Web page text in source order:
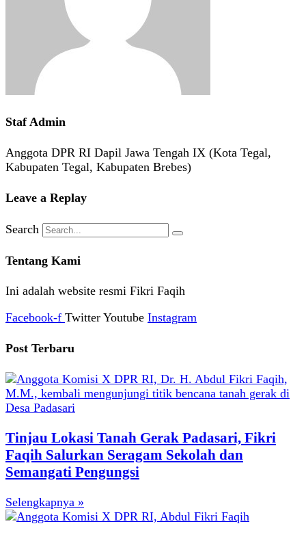
Staf Admin
Anggota DPR RI Dapil Jawa Tengah IX (Kota Tegal,
Kabupaten Tegal, Kabupaten Brebes)
Leave a Replay
Search
Tentang Kami
Ini adalah website resmi Fikri Faqih
Facebook-f Twitter Youtube Instagram
Post Terbaru
Tinjau Lokasi Tanah Gerak Padasari, Fikri
Faqih Salurkan Seragam Sekolah dan
Semangati Pengungsi
Selengkapnya »